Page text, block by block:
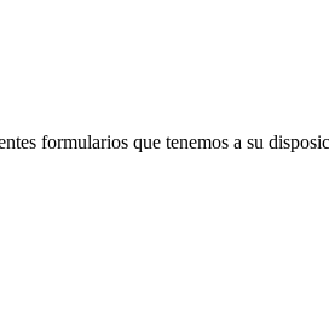
formularios que tenemos a su